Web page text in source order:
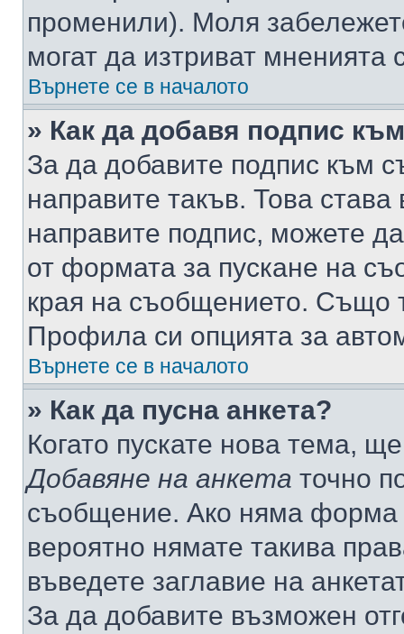
променили). Моля
могат да изтриват мненията
Върнете се в началото
» Как да добавя подпис
За да добавите подпис към
направите такъв. Това
направите подпис, можете
от формата за пускане на
края на съобщението. Също
Профила си опцията за
Върнете се в началото
» Как да пусна анкета?
Когато пускате нова тема,
Добавяне на анкета точно
съобщение. Ако няма форма
вероятно нямате такива
въведете заглавие на
За да добавите възможен